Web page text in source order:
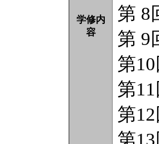
学修内
容
第 8
第 9
第
第
第
第